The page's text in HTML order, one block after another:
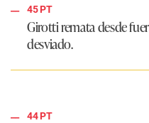
45 PT
Girotti remata desde
desviado.
44 PT